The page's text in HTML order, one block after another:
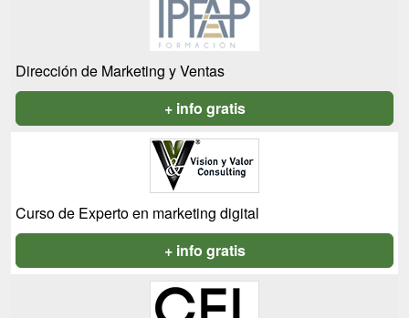
Dirección de Marketing y Ventas
+ info gratis
Curso de Experto en marketing digital
+ info gratis